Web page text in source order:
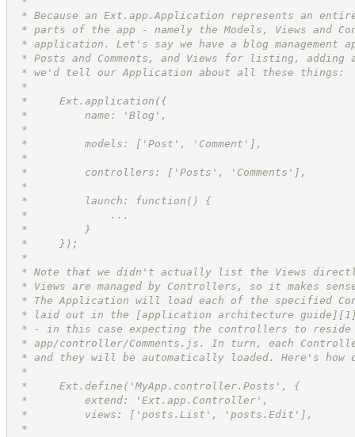
* Because an Ext.app.Application represents an
* parts of the app - namely the Models, Views and
* application. Let's say we have a blog management
* Posts and Comments, and Views for listing, adding
* we'd tell our Application about all these things:
*
*     Ext.application({
*         name: 'Blog',
*
*         models: ['Post', 'Comment'],
*
*         controllers: ['Posts', 'Comments'],
*
*         launch: function() {
*             ...
*         }
*     });
*
* Note that we didn't actually list the Views
* Views are managed by Controllers, so it makes
* The Application will load each of the specified
* laid out in the [application architecture
* - in this case expecting the controllers to
* app/controller/Comments.js. In turn, each
* and they will be automatically loaded. Here's
*
*     Ext.define('MyApp.controller.Posts', {
*         extend: 'Ext.app.Controller',
*         views: ['posts.List', 'posts.Edit'],
*